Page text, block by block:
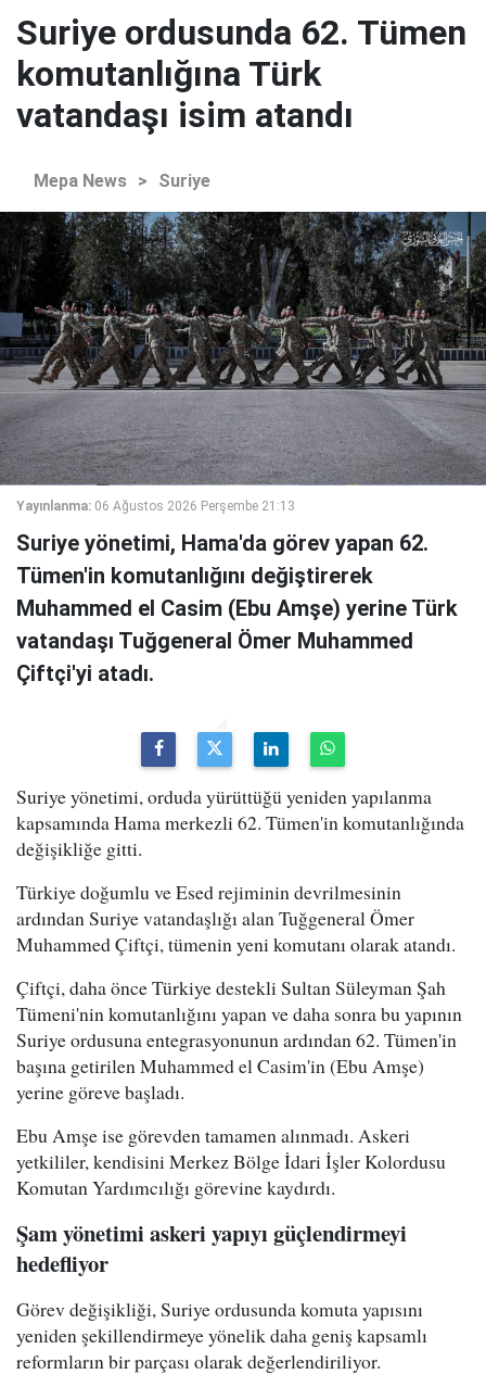
Suriye ordusunda 62. Tümen
komutanlığına Türk
vatandaşı isim atandı
Mepa News > Suriye
Yayınlanma: 06 Ağustos 2026 Perşembe 21:13
Suriye yönetimi, Hama'da görev yapan 62.
Tümen'in komutanlığını değiştirerek
Muhammed el Casim (Ebu Amşe) yerine Türk
vatandaşı Tuğgeneral Ömer Muhammed
Çiftçi'yi atadı.
Suriye yönetimi, orduda yürüttüğü yeniden yapılanma
kapsamında Hama merkezli 62. Tümen'in komutanlığında
değişikliğe gitti.
Türkiye doğumlu ve Esed rejiminin devrilmesinin
ardından Suriye vatandaşlığı alan Tuğgeneral Ömer
Muhammed Çiftçi, tümenin yeni komutanı olarak atandı.
Çiftçi, daha önce Türkiye destekli Sultan Süleyman Şah
Tümeni'nin komutanlığını yapan ve daha sonra bu yapının
Suriye ordusuna entegrasyonunun ardından 62. Tümen'in
başına getirilen Muhammed el Casim'in (Ebu Amşe)
yerine göreve başladı.
Ebu Amşe ise görevden tamamen alınmadı. Askeri
yetkililer, kendisini Merkez Bölge İdari İşler Kolordusu
Komutan Yardımcılığı görevine kaydırdı.
Şam yönetimi askeri yapıyı güçlendirmeyi
hedefliyor
Görev değişikliği, Suriye ordusunda komuta yapısını
yeniden şekillendirmeye yönelik daha geniş kapsamlı
reformların bir parçası olarak değerlendiriliyor.